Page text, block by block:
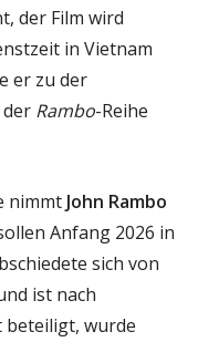
der Film wird
in Vietnam
er zu der
Rambo-Reihe
nimmt John Rambo
Anfang 2026 in
sich von
ist nach
beteiligt, wurde